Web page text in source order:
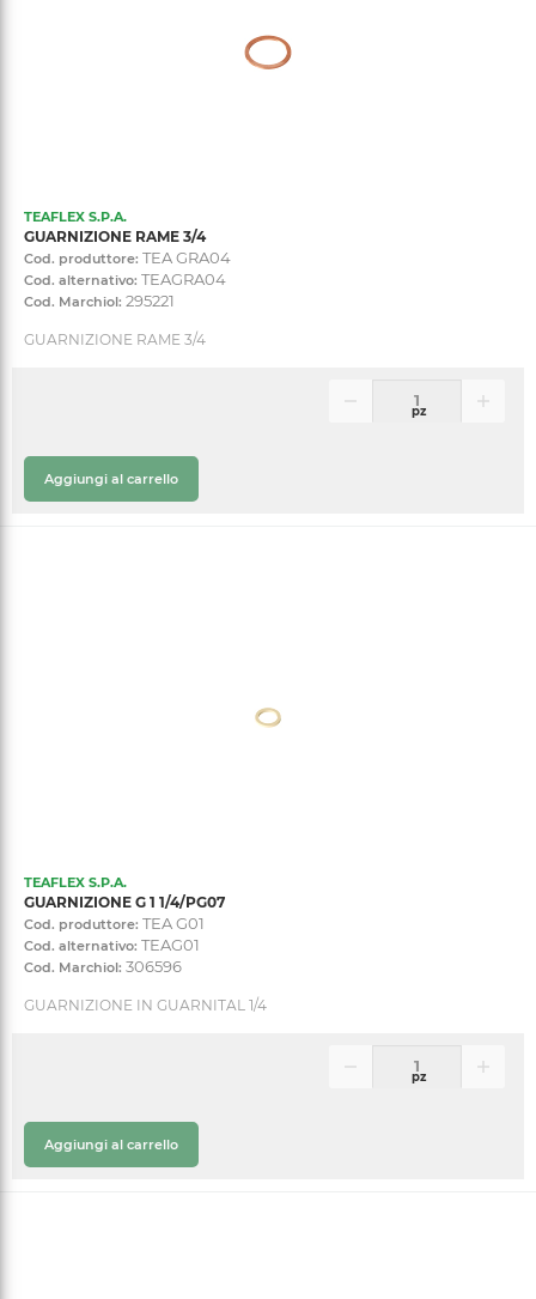
TEAFLEX S.P.A.
GUARNIZIONE RAME 3/4
Cod. produttore: TEA GRA04
Cod. alternativo: TEAGRA04
Cod. Marchiol: 295221
GUARNIZIONE RAME 3/4
pz
Aggiungi al carrello
TEAFLEX S.P.A.
GUARNIZIONE G 1 1/4/PG07
Cod. produttore: TEA G01
Cod. alternativo: TEAG01
Cod. Marchiol: 306596
GUARNIZIONE IN GUARNITAL 1/4
pz
Aggiungi al carrello